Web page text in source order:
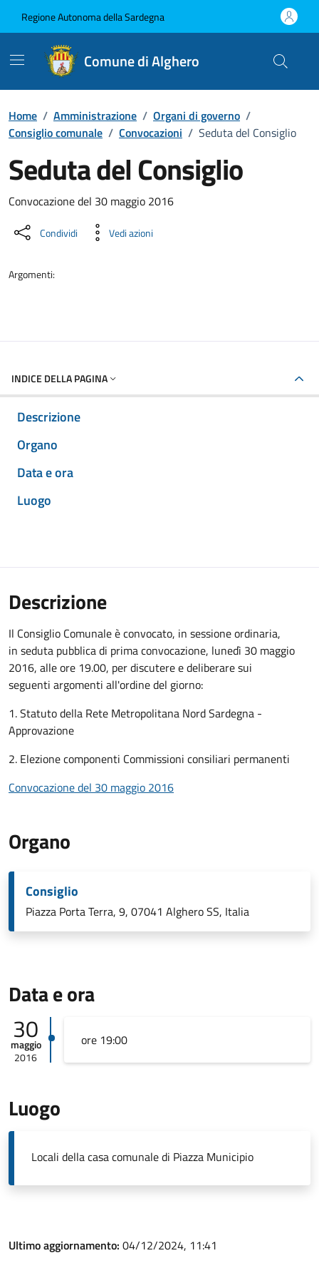
Regione Autonoma della Sardegna
Comune di Alghero
Home / Amministrazione / Organi di governo /
Consiglio comunale / Convocazioni / Seduta del Consiglio
Seduta del Consiglio
???portal.DettaglioConvocazione???
Convocazione del 30 maggio 2016
Condividi Vedi azioni
Argomenti:
INDICE DELLA PAGINA
Descrizione
Organo
Data e ora
Luogo
Descrizione
Il Consiglio Comunale è convocato, in sessione ordinaria,
in seduta pubblica di prima convocazione, lunedì 30 maggio
2016, alle ore 19.00, per discutere e deliberare sui
seguenti argomenti all'ordine del giorno:
1. Statuto della Rete Metropolitana Nord Sardegna -
Approvazione
2. Elezione componenti Commissioni consiliari permanenti
Convocazione del 30 maggio 2016
Organo
Consiglio
Piazza Porta Terra, 9, 07041 Alghero SS, Italia
Data e ora
30
maggio
2016
ore 19:00
Luogo
Locali della casa comunale di Piazza Municipio
Ultimo aggiornamento: 04/12/2024, 11:41